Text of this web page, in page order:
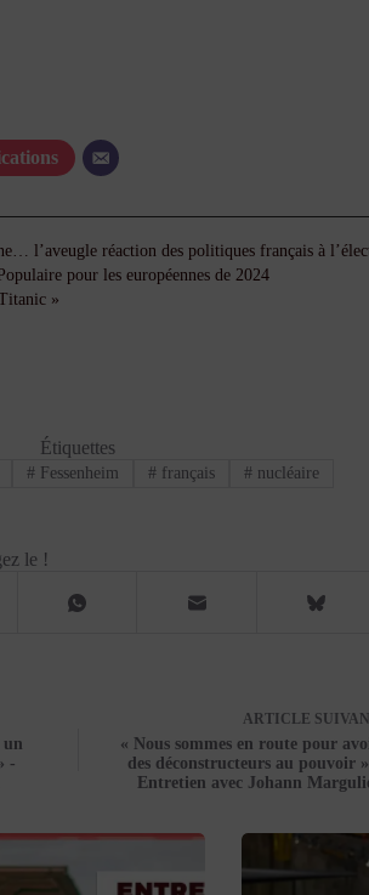
l’aveugle réaction des politiques français à
pour les européennes de 2024
»
Étiquettes
# Fessenheim # français # nucléaire
le !
un
-
ARTICLE
« Nous sommes en route pour
des déconstructeurs au pouvoir
Entretien avec Johann